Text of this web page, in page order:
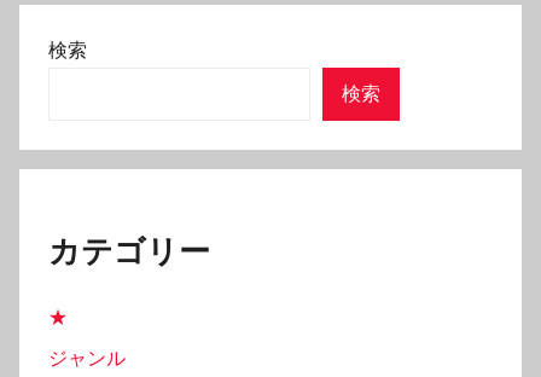
検索
検索
カテゴリー
★
ジャンル